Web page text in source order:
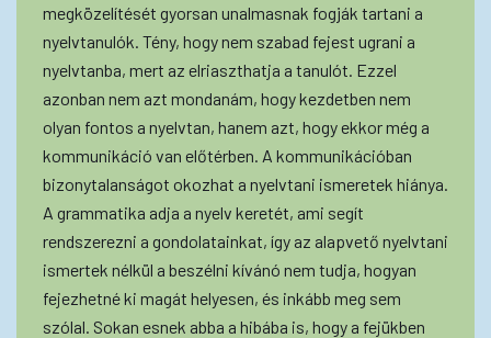
megközelítését gyorsan unalmasnak fogják tartani a
nyelvtanulók. Tény, hogy nem szabad fejest ugrani a
nyelvtanba, mert az elriaszthatja a tanulót. Ezzel
azonban nem azt mondanám, hogy kezdetben nem
olyan fontos a nyelvtan, hanem azt, hogy ekkor még a
kommunikáció van előtérben. A kommunikációban
bizonytalanságot okozhat a nyelvtani ismeretek hiánya.
A grammatika adja a nyelv keretét, ami segít
rendszerezni a gondolatainkat, így az alapvető nyelvtani
ismertek nélkül a beszélni kívánó nem tudja, hogyan
fejezhetné ki magát helyesen, és inkább meg sem
szólal. Sokan esnek abba a hibába is, hogy a fejükben